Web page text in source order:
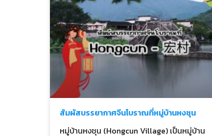
สัมผัสบรรยากาศจีนโบราณที่หมู่บ้านหงชุน
หมู่บ้านหงชุน (Hongcun Village) เป็นหมู่บ้าน